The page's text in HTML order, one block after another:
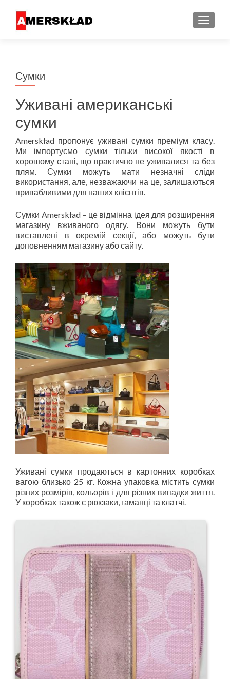
Сумки
Уживані американські
сумки
Amerskład пропонує уживані сумки преміум класу.
Ми імпортуємо сумки тільки високої якості в
хорошому стані, що практично не уживалися та без
плям. Сумки можуть мати незначні сліди
використання, але, незважаючи на це, залишаються
привабливими для наших клієнтів.
Сумки Amerskład – це відмінна ідея для розширення
магазину вживаного одягу. Вони можуть бути
виставлені в окремій секції, або можуть бути
доповненням магазину або сайту.
Уживані сумки продаються в картонних коробках
вагою близько 25 кг. Кожна упаковка містить сумки
різних розмірів, кольорів і для різних випадки життя.
У коробках також є рюкзаки, гаманці та клатчі.